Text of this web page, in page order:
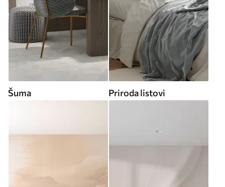
Šuma Priroda listovi